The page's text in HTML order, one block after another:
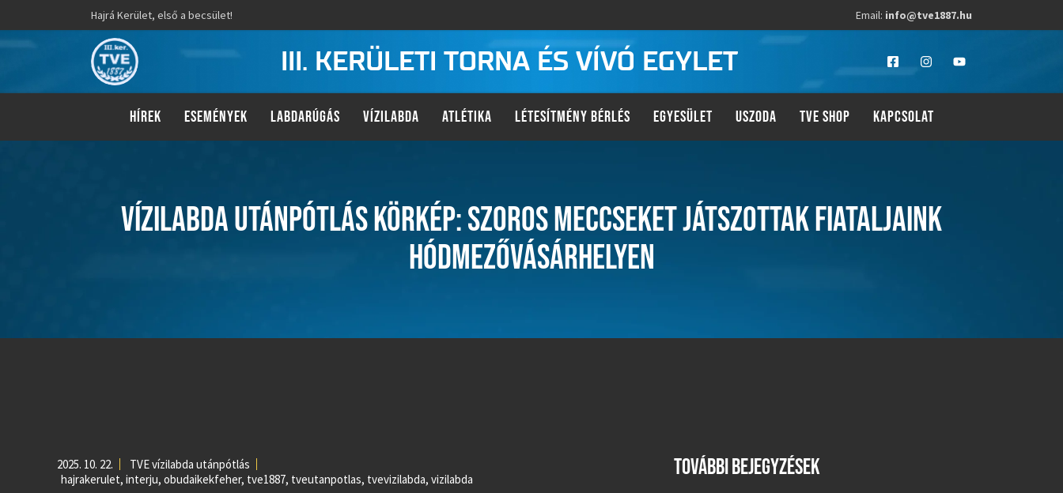
Hajrá Kerület, első a becsület! Email: info@tve1887.hu
III. KERÜLETI TORNA ÉS VÍVÓ EGYLET
HÍREK ESEMÉNYEK LABDARÚGÁS VÍZILABDA ATLÉTIKA LÉTESÍTMÉNY BÉRLÉS EGYESÜLET USZODA TVE SHOP KAPCSOLAT
VÍZILABDA UTÁNPÓTLÁS KÖRKÉP: SZOROS MECCSEKET JÁTSZOTTAK FIATALJAINK
HÓDMEZŐVÁSÁRHELYEN
2025. 10. 22.
TVE vízilabda utánpótlás
hajrakerulet, interju, obudaikekfeher, tve1887, tveutanpotlas, tvevizilabda, vizilabda TOVÁBBI BEJEGYZÉSEK